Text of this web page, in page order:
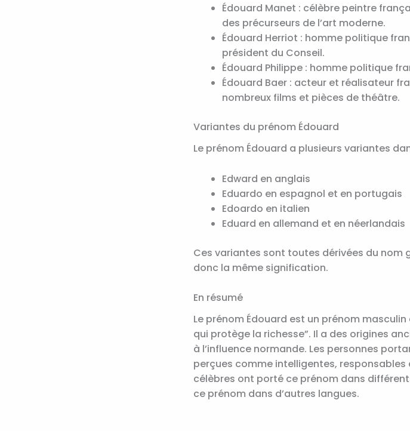
Édouard Manet : célèbre peintre
des précurseurs de l’art moderne.
Édouard Herriot : homme politique
président du Conseil.
Édouard Philippe : homme politique
Édouard Baer : acteur et réalisateur
nombreux films et pièces de théâtre.
Variantes du prénom Édouard
Le prénom Édouard a plusieurs variantes
Edward en anglais
Eduardo en espagnol et en portugais
Edoardo en italien
Eduard en allemand et en néerlandais
Ces variantes sont toutes dérivées du nom
donc la même signification.
En résumé
Le prénom Édouard est un prénom
qui protège la richesse”. Il a des origines
à l’influence normande. Les personnes
perçues comme intelligentes,
célèbres ont porté ce prénom dans
ce prénom dans d’autres langues.